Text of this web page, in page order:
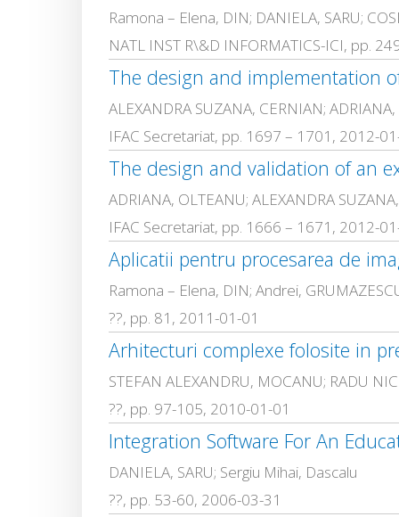
Ramona – Elena, DIN; DANIELA, SARU;
NATL INST R\&D INFORMATICS-ICI, pp.
IFAC Secretariat, pp. 1697 – 1701, 2012-
IFAC Secretariat, pp. 1666 – 1671, 2012-
Aplicatii pentru procesarea de
Ramona – Elena, DIN; Andrei,
??, pp. 81, 2011-01-01
Arhitecturi complexe folosite in
STEFAN ALEXANDRU, MOCANU; RADU
??, pp. 97-105, 2010-01-01
Integration Software For An
DANIELA, SARU; Sergiu Mihai, Dascalu
??, pp. 53-60, 2006-03-31